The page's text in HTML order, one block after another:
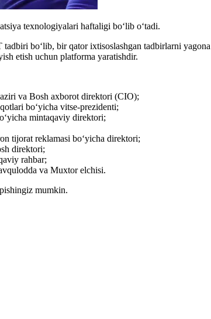
texnologiyalari haftaligi boʻlib oʻtadi.
boʻlib, bir qator ixtisoslashgan tadbirlarni
etish uchun platforma yaratishdir.
va Bosh axborot direktori (CIO);
boʻyicha vitse-prezidenti;
mintaqaviy direktori;
tijorat reklamasi boʻyicha direktori;
direktori;
rahbar;
va Muxtor elchisi.
mumkin.